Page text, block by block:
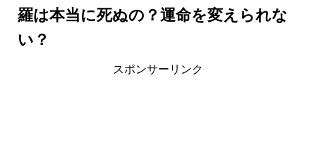
羅は本当に死ぬの？運命を変えられな
い？
スポンサーリンク